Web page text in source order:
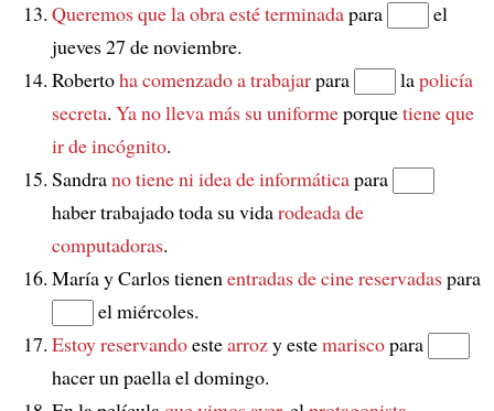
Queremos que la obra esté terminadapara
el
jueves 27 de noviembre.
Robertoha comenzado a trabajarpara lapolicía
secreta. Ya no lleva más su uniformeporquetiene que
ir de incógnito.
Sandrano tiene ni idea de informáticapara
haber trabajado toda su vidarodeada de
computadoras.
María y Carlos tienen entradas de cine reservadaspara
el miércoles.
Estoy reservandoestearrozy estemariscopara
hacer un paella el domingo.